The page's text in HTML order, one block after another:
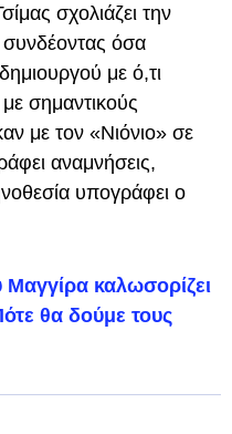
σχολιάζει την
όσα
με ό,τι
σημαντικούς
με τον «Νιόνιο» σε
αναμνήσεις,
υπογράφει ο
καλωσορίζει
θα δούμε τους